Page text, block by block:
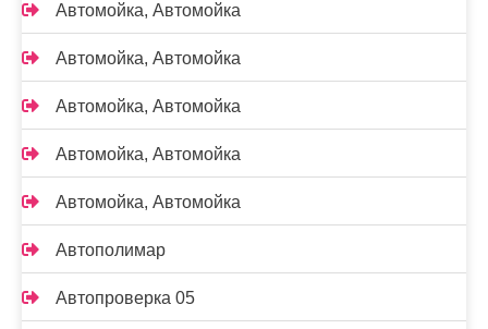
Автомойка, Автомойка
Автомойка, Автомойка
Автомойка, Автомойка
Автомойка, Автомойка
Автомойка, Автомойка
Автополимар
Автопроверка 05